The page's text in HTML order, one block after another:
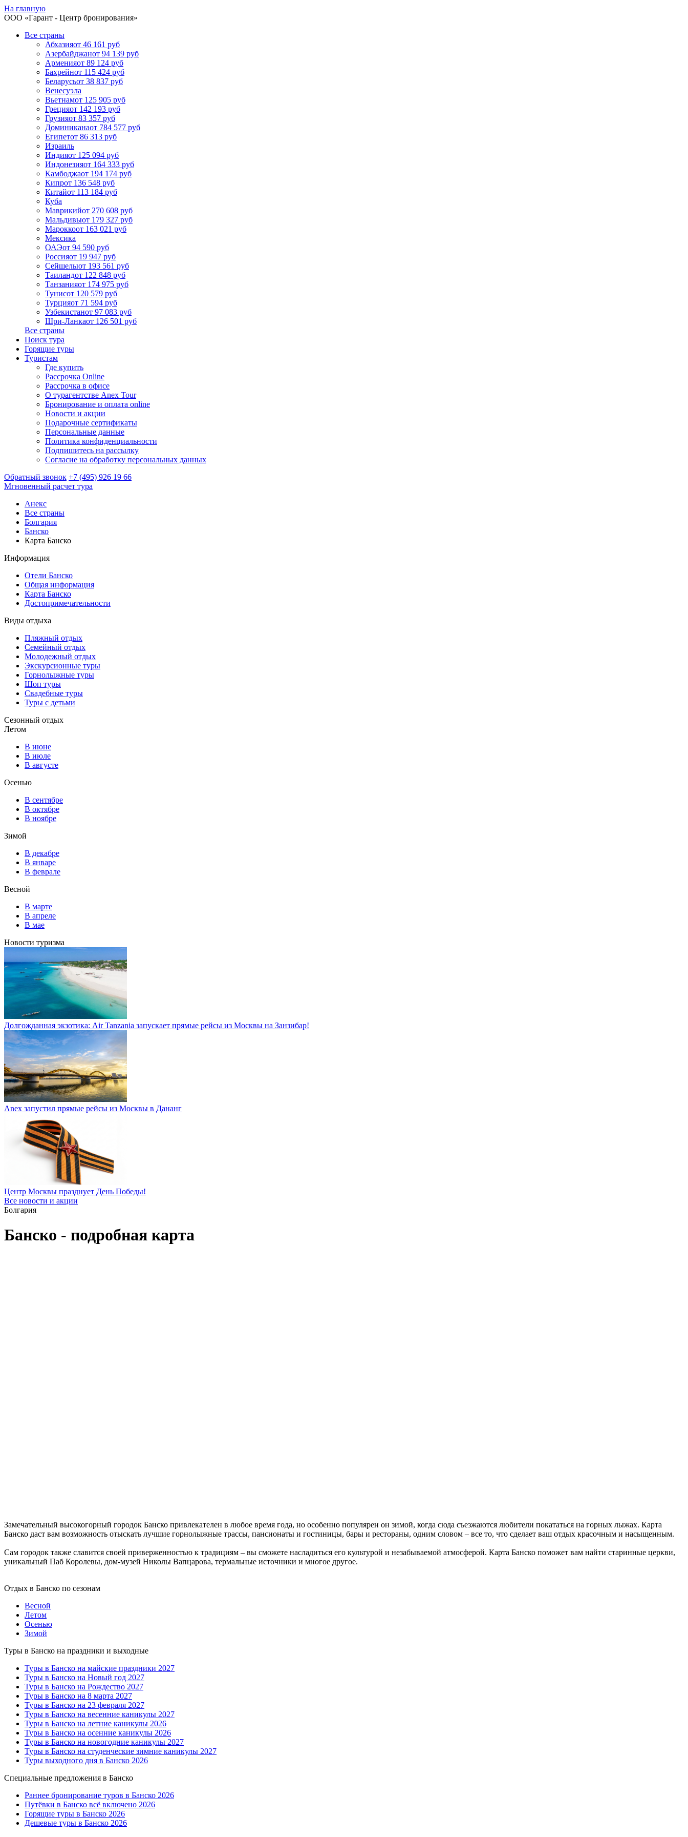
На главную
ООО «Гарант - Центр бронирования»
Все страны
Абхазияот 46 161 руб
Азербайджанот 94 139 руб
Арменияот 89 124 руб
Бахрейнот 115 424 руб
Беларусьот 38 837 руб
Венесуэла
Вьетнамот 125 905 руб
Грецияот 142 193 руб
Грузияот 83 357 руб
Доминиканаот 784 577 руб
Египетот 86 313 руб
Израиль
Индияот 125 094 руб
Индонезияот 164 333 руб
Камбоджаот 194 174 руб
Кипрот 136 548 руб
Китайот 113 184 руб
Куба
Маврикийот 270 608 руб
Мальдивыот 179 327 руб
Мароккоот 163 021 руб
Мексика
ОАЭот 94 590 руб
Россияот 19 947 руб
Сейшелыот 193 561 руб
Таиландот 122 848 руб
Танзанияот 174 975 руб
Тунисот 120 579 руб
Турцияот 71 594 руб
Узбекистанот 97 083 руб
Шри-Ланкаот 126 501 руб
Все страны
Поиск тура
Горящие туры
Туристам
Где купить
Рассрочка Online
Рассрочка в офисе
О турагентстве Anex Tour
Бронирование и оплата online
Новости и акции
Подарочные сертификаты
Персональные данные
Политика конфиденциальности
Подпишитесь на рассылку
Согласие на обработку персональных данных
Обратный звонок +7 (495) 926 19 66
Мгновенный расчет тура
Анекс
Все страны
Болгария
Банско
Карта Банско
Информация
Отели Банско
Общая информация
Карта Банско
Достопримечательности
Виды отдыха
Пляжный отдых
Семейный отдых
Молодежный отдых
Экскурсионные туры
Горнолыжные туры
Шоп туры
Свадебные туры
Туры с детьми
Сезонный отдых
Летом
В июне
В июле
В августе
Осенью
В сентябре
В октябре
В ноябре
Зимой
В декабре
В январе
В феврале
Весной
В марте
В апреле
В мае
Новости туризма
Долгожданная экзотика: Air Tanzania запускает прямые рейсы из Москвы на Занзибар!
Anex запустил прямые рейсы из Москвы в Дананг
Центр Москвы празднует День Победы!
Все новости и акции
Болгария
Банско - подробная карта
Замечательный высокогорный городок Банско привлекателен в любое время года, но особенно популярен он зимой, когда сюда съезжаются любители покататься на горных лыжах. Карта
Банско даст вам возможность отыскать лучшие горнолыжные трассы, пансионаты и гостиницы, бары и рестораны, одним словом – все то, что сделает ваш отдых красочным и насыщенным.
Сам городок также славится своей приверженностью к традициям – вы сможете насладиться его культурой и незабываемой атмосферой. Карта Банско поможет вам найти старинные церкви,
уникальный Паб Королевы, дом-музей Николы Вапцарова, термальные источники и многое другое.
Отдых в Банско по сезонам
Весной
Летом
Осенью
Зимой
Туры в Банско на праздники и выходные
Туры в Банско на майские праздники 2027
Туры в Банско на Новый год 2027
Туры в Банско на Рождество 2027
Туры в Банско на 8 марта 2027
Туры в Банско на 23 февраля 2027
Туры в Банско на весенние каникулы 2027
Туры в Банско на летние каникулы 2026
Туры в Банско на осенние каникулы 2026
Туры в Банско на новогодние каникулы 2027
Туры в Банско на студенческие зимние каникулы 2027
Туры выходного дня в Банско 2026
Специальные предложения в Банско
Раннее бронирование туров в Банско 2026
Путёвки в Банско всё включено 2026
Горящие туры в Банско 2026
Дешевые туры в Банско 2026